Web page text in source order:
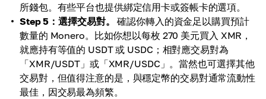
所錢包。有些平台也提供綁定信用卡或簽帳卡的選項。
Step 5：選擇交易對。
確認你轉入的資金足以購買預計
數量的 Monero。比如你想以每枚 270 美元買入 XMR，
就應持有等值的 USDT 或 USDC；相對應交易對為
「XMR/USDT」或「XMR/USDC」。當然也可選擇其他
交易對，但值得注意的是，與穩定幣的交易對通常流動性
最佳，因交易最為頻繁。